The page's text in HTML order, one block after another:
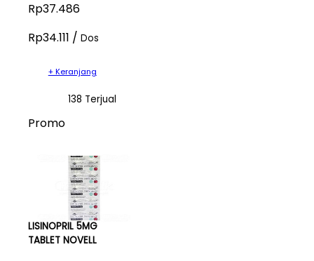
Rp37.486
Rp34.111 / Dos
+ Keranjang
138 Terjual
Promo
LISINOPRIL 5MG
TABLET NOVELL